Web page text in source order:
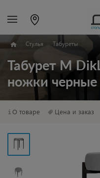
Стулья Табуреты
Табурет M
ножки черные
О товаре Цена и заказ